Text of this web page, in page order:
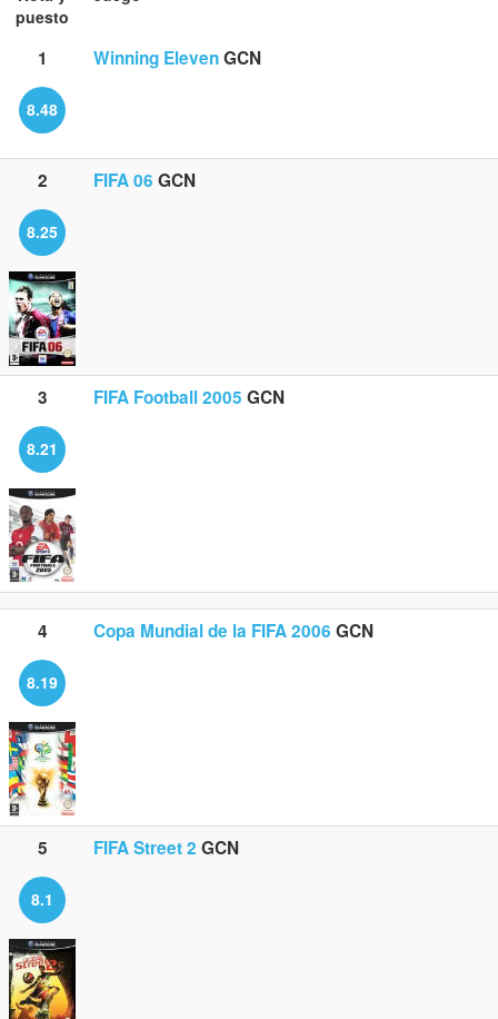
puesto
1 Winning ElevenGCN
8.48
2 FIFA 06 GCN
8.25
3 FIFA Football 2005 GCN
8.21
4 Copa Mundial de la FIFA 2006 GCN
8.19
5 FIFA Street 2 GCN
8.1